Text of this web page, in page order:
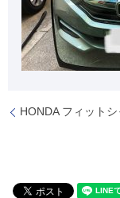
HONDA フィット